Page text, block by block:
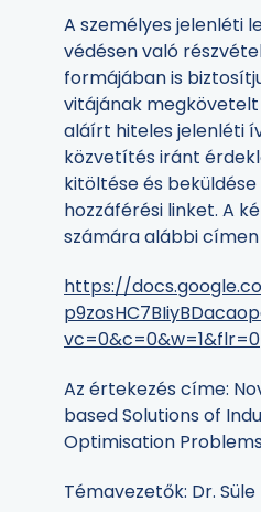
A személyes jelenléti
védésen való
formájában is
vitájának
aláírt hiteles jelenléti
közvetítés iránt
kitöltése és
hozzáférési linket. A
számára alábbi
https://
vc=0&c=0&w=1&flr=0
Az értekezés címe:
based Solutions of
Optimisation Problems
Témavezetők: Dr.